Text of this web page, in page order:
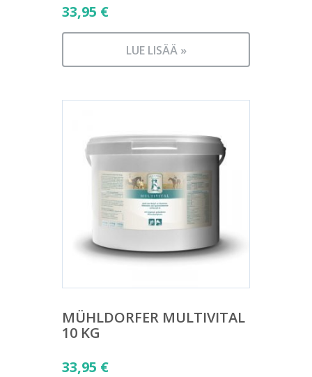
33,95 €
LUE LISÄÄ »
MÜHLDORFER MULTIVITAL
10 KG
33,95 €